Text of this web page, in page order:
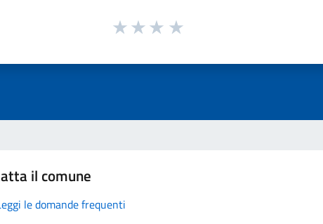
il comune
le domande frequenti